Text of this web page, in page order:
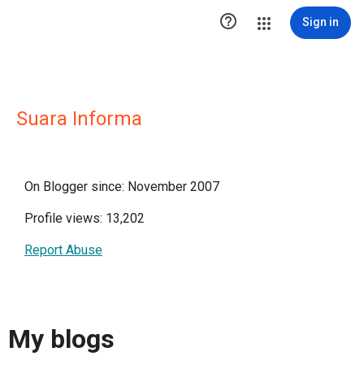
 Sign in
Suara Informa
On Blogger since: November 2007
Profile views: 13,202
Report Abuse
My blogs